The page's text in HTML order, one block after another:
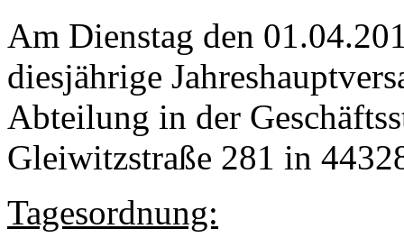
Am Dienstag den
diesjährige
Abteilung in der
Gleiwitzstraße 281 in
Tagesordnung: